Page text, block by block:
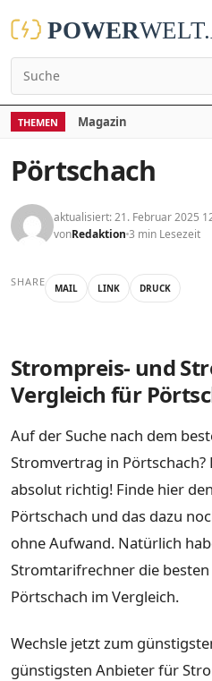
THEMEN Magazin
Pörtschach
aktualisiert: 21. Februar 2025
vonRedaktion 3 min Lesezeit
SHARE MAIL LINK DRUCK
Strompreis- und
Vergleich für
Auf der Suche nach dem
Stromvertrag in
absolut richtig! Finde hier
Pörtschach und das dazu
ohne Aufwand. Natürlich
Stromtarifrechner die
Pörtschach im Vergleich.
Wechsle jetzt zum
günstigsten Anbieter für